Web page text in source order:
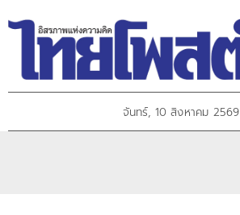
จันทร์, 10 สิงหาคม 2569